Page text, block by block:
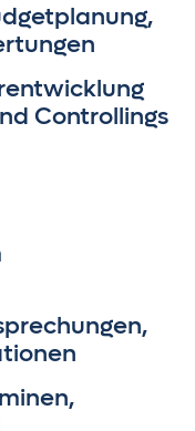
Controllings